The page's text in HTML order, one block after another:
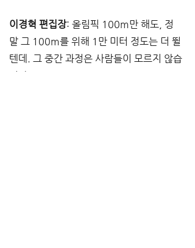
이경혁 편집장: 올림픽 100m만 해도, 정
말 그 100m를 위해 1만 미터 정도는 더 뛸
텐데. 그 중간 과정은 사람들이 모르지 않습
니까?